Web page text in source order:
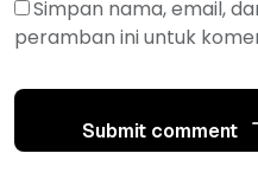
Simpan nama, email,
peramban ini untuk
Submit comment